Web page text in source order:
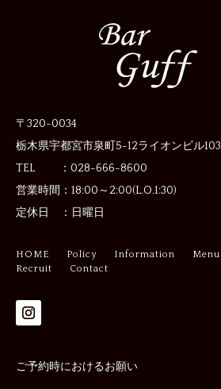
〒320-0034
栃木県宇都宮市泉町5-12ライオンビル103
TEL ：028-666-8600
営業時間： 18:00～2:00(L.O.1:30)
定休日 ： 日曜日
HOME Policy Information Menu
Recruit
Contact
ご予約時におけるお願い